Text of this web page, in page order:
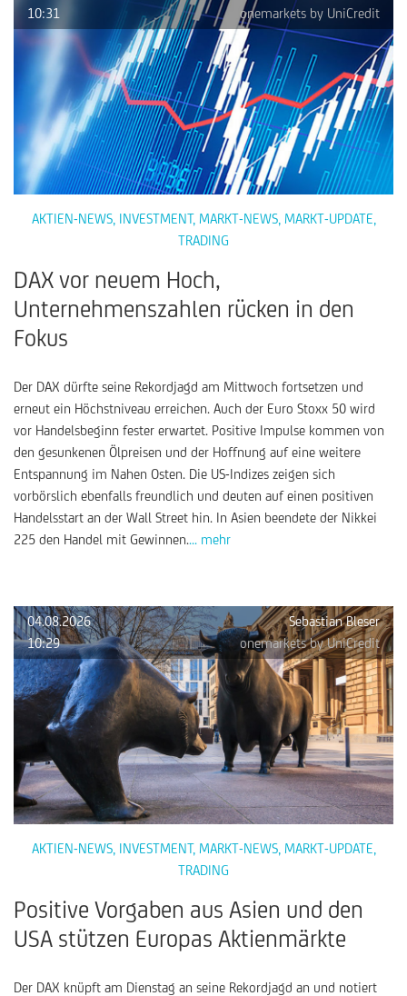
10:31
onemarkets by UniCredit
AKTIEN-NEWS, INVESTMENT, MARKT-NEWS, MARKT-UPDATE
TRADING
DAX vor neuem Hoch,
Unternehmenszahlen rücken in den
Fokus
Der DAX dürfte seine Rekordjagd am Mittwoch fortsetzen und
erneut ein Höchstniveau erreichen. Auch der Euro Stoxx 50 wird
vor Handelsbeginn fester erwartet. Positive Impulse kommen von
den gesunkenen Ölpreisen und der Hoffnung auf eine weitere
Entspannung im Nahen Osten. Die US-Indizes zeigen sich
vorbörslich ebenfalls freundlich und deuten auf einen positiven
Handelsstart an der Wall Street hin. In Asien beendete der Nikkei
225 den Handel mit Gewinnen.... mehr
04.08.2026
Sebastian Bleser
10:29
onemarkets by UniCredit
AKTIEN-NEWS, INVESTMENT, MARKT-NEWS, MARKT-UPDATE
TRADING
Positive Vorgaben aus Asien und den
USA stützen Europas Aktienmärkte
Der DAX knüpft am Dienstag an seine Rekordjagd an und notiert